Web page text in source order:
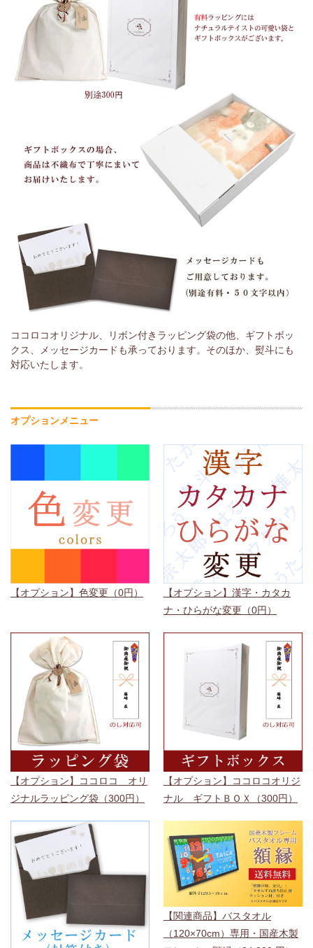
ココロコオリジナル、リボン付きラッピング袋の他、ギフトボッ
クス、メッセージカードも承っております。そのほか、熨斗にも
対応いたします。
オプションメニュー
【オプション】色変更（0円）
【オプション】漢字・カタカ
ナ・ひらがな変更（0円）
【オプション】ココロコ オリ
ジナルラッピング袋（300円）
【オプション】ココロコオリジ
ナル ギフトＢＯＸ（300円）
【関連商品】バスタオル
（120×70cm）専用・国産木製